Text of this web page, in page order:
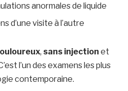
anormales de liquide
d’une visite à l’autre
, sans injection et
l’un des examens les plus
contemporaine.